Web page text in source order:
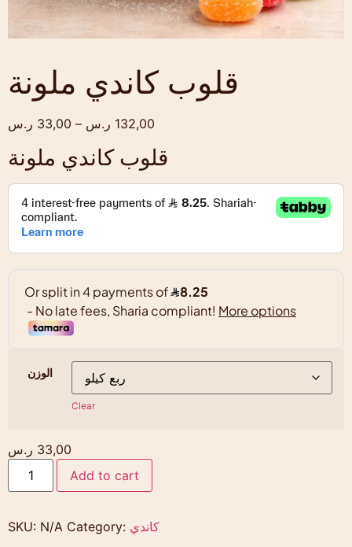
قلوب كاندي ملونة
33,00 ر.س – 132,00 ر.س
قلوب كاندي ملونة
الوزن
Clear
33,00 ر.س
Add to cart
SKU: N/A Category: كاندي